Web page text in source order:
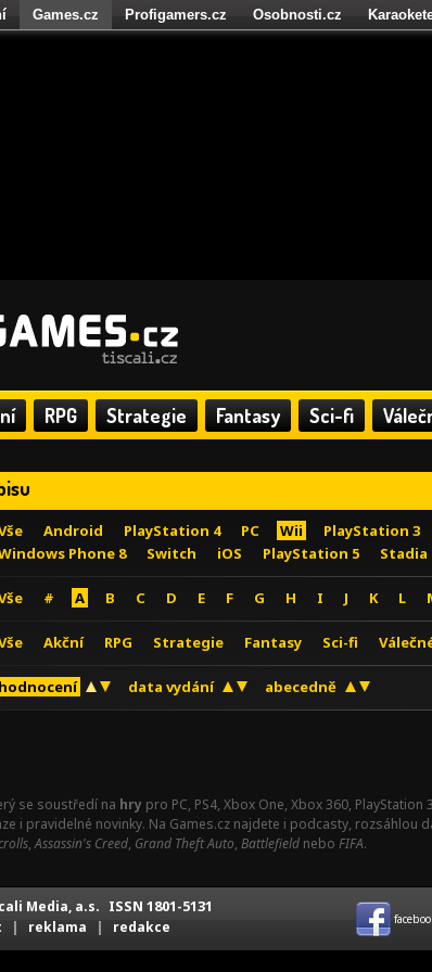
RPG Strategie Fantasy Sci-fi
Android PlayStation 4 PC Wii PlayStation 3
Phone 8
Switch iOS PlayStation 5 Stadia
# A B C D E F G H I J K L
Akční RPG Strategie Fantasy Sci-fi
hodnocení data vydání abecedně
se soustředí na hry pro PC, PS4, Xbox One, Xbox 360,
i pravidelné novinky. Na Games.cz najdete i podcasty, rozsáhlou
,Assassin's Creed, Grand Theft Auto, Battlefield nebo FIFA.
Games.cz Profigamers.cz Osobnosti.cz
Media, a.s. ISSN 1801-5131
| reklama | redakce